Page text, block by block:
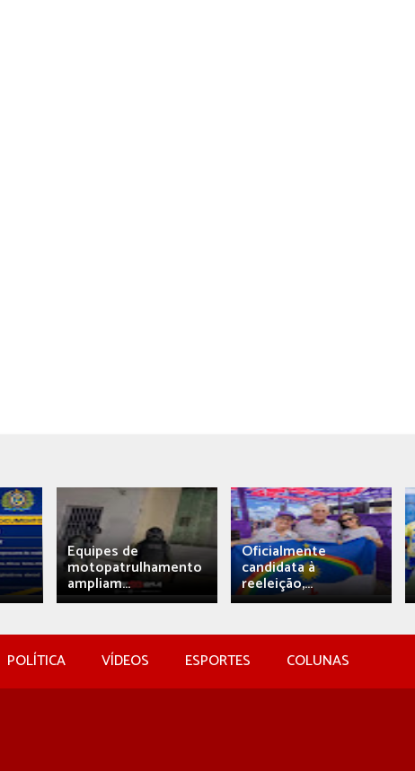
Equipes de
motopatrulhamento
ampliam...
Oficialmente
candidata à
reeleição,...
POLÍTICA VÍDEOS ESPORTES COLUNAS